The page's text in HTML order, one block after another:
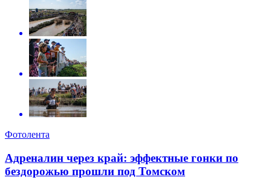
Фотолента
Адреналин через край: эффектные гонки по
бездорожью прошли под Томском